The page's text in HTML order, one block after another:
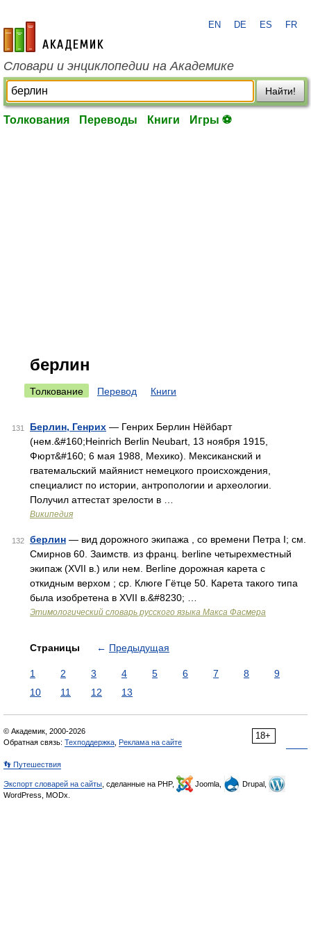
academic.ru
EN DE ES FR
Словари и энциклопедии на Академике
Найти!
Толкования Переводы Книги Игры ⚽
берлин
Толкование Перевод Книги
131 Берлин, Генрих — Генрих Берлин Нёйбарт
(нем.&#160;Heinrich Berlin Neubart, 13 ноября 1915,
Фюрт&#160; 6 мая 1988, Мехико). Мексиканский и
гватемальский майянист немецкого происхождения,
специалист по истории, антропологии и археологии.
Получил аттестат зрелости в …
Википедия
132 берлин — вид дорожного экипажа , со времени Петра I; см.
Смирнов 60. Заимств. из франц. berline четырехместный
экипаж (XVII в.) или нем. Berline дорожная карета с
откидным верхом ; ср. Клюге Гётце 50. Карета такого типа
была изобретена в XVII в.&#8230; …
Этимологический словарь русского языка Макса Фасмера
Страницы ← Предыдущая
1 2 3 4 5 6 7 8
9
10
11 12 13
18+
© Академик, 2000-2026
Обратная связь: Техподдержка Реклама на сайте
👣 Путешествия
Экспорт словарей на сайты , сделанные на PHP, Joomla,
Drupal,
WordPress, MODx.